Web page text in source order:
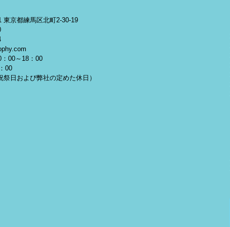
東京都練馬区北町2-30-19
00～18：00
00
祭日および弊社の定めた休日）